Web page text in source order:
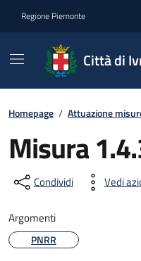
Regione Piemonte
Città di
Homepage / Attuazione
Misura
Condividi Vedi
Argomenti
PNRR